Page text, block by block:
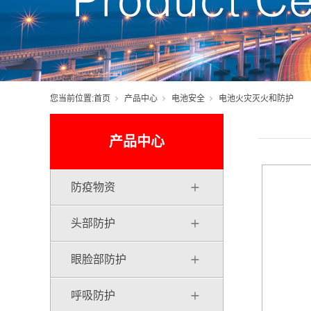
您当前位置:首页 产品中心 电池安全 电池火灾灭火和防护
产品中心
防疫物资
头部防护
眼脸部防护
呼吸防护